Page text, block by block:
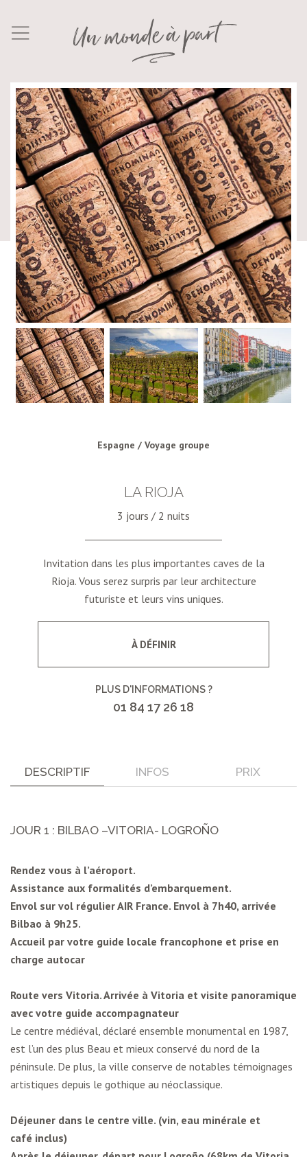
Espagne / Voyage groupe
LA RIOJA
3 jours / 2 nuits
Invitation dans les plus importantes caves de la
Rioja. Vous serez surpris par leur architecture
futuriste et leurs vins uniques.
À DÉFINIR
PLUS D'INFORMATIONS ?
01 84 17 26 18
DESCRIPTIF INFOS PRIX
JOUR 1 : BILBAO –VITORIA- LOGROÑO
Rendez vous à l’aéroport.
Assistance aux formalités d’embarquement.
Envol sur vol régulier AIR France. Envol à 7h40, arrivée
Bilbao à 9h25.
Accueil par votre guide locale francophone et prise en
charge autocar
Route vers Vitoria. Arrivée à Vitoria et visite panoramique
avec votre guide accompagnateur
Le centre médiéval, déclaré ensemble monumental en 1987,
est l’un des plus Beau et mieux conservé du nord de la
péninsule. De plus, la ville conserve de notables témoignages
artistiques depuis le gothique au néoclassique.
Déjeuner dans le centre ville. (vin, eau minérale et
café inclus)